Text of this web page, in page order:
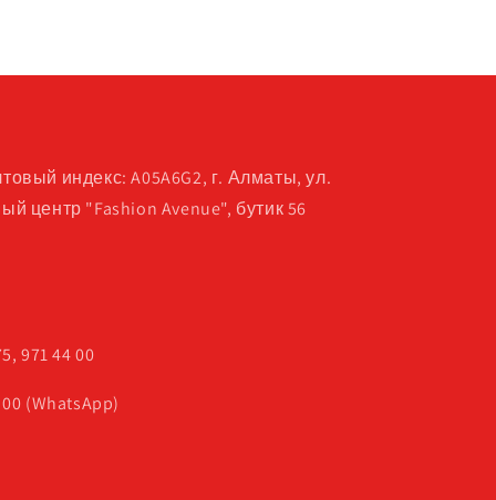
индекс: A05A6G2, г. Алматы, ул.
центр "Fashion Avenue", бутик 56
971 44 00
(WhatsApp)